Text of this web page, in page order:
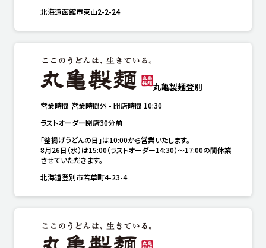
北海道函館市東山2-2-24
丸亀製麺登別
営業時間 営業時間外 - 開店時間 10:30
ラストオーダー閉店30分前
「釜揚げうどんの日」は10:00から営業いたします。
8月26日（水）は15:00（ラストオーダー14:30）～17:00の間休業
させていただきます。
北海道登別市若草町4-23-4